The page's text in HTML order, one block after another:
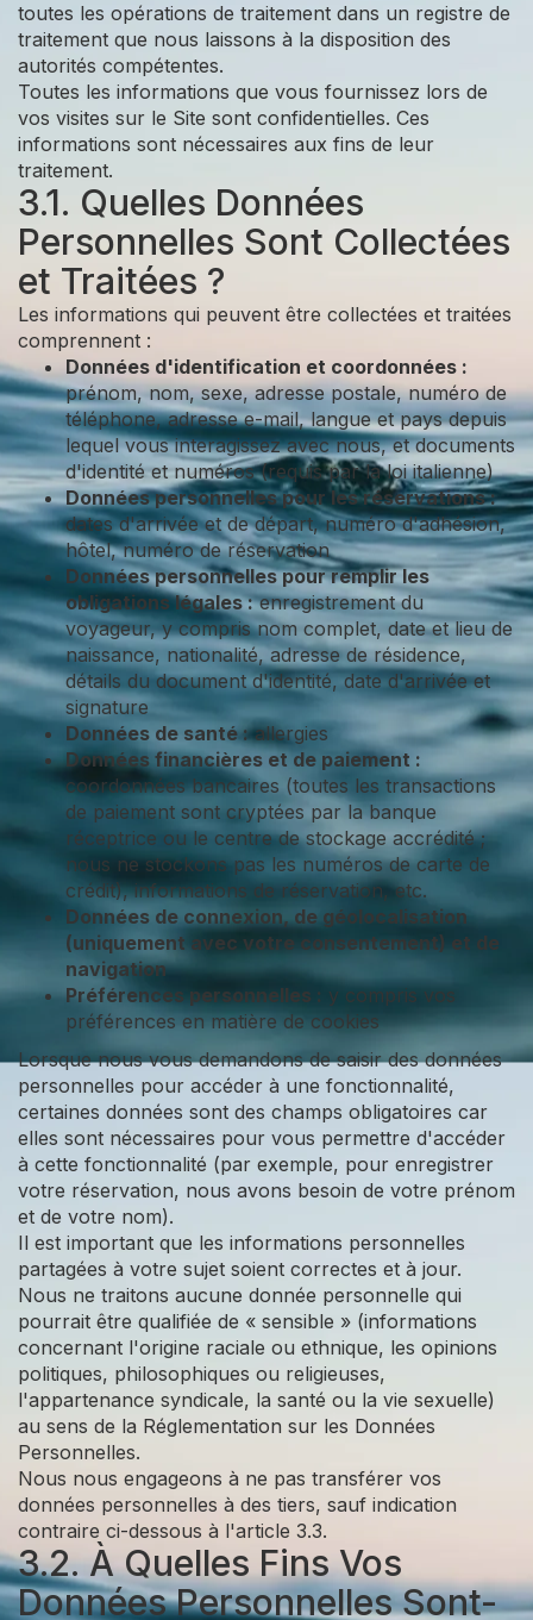
toutes les opérations de traitement dans un registre de
traitement que nous laissons à la disposition des
autorités compétentes.
Toutes les informations que vous fournissez lors de
vos visites sur le Site sont confidentielles. Ces
informations sont nécessaires aux fins de leur
traitement.
3.1. Quelles Données
Personnelles Sont Collectées
et Traitées ?
Les informations qui peuvent être collectées et traitées
comprennent :
Données d'identification et coordonnées :
prénom, nom, sexe, adresse postale, numéro de
téléphone, adresse e-mail, langue et pays depuis
lequel vous interagissez avec nous, et documents
d'identité et numéros (requis par la loi italienne)
Données personnelles pour les réservations :
dates d'arrivée et de départ, numéro d'adhésion,
hôtel, numéro de réservation
Données personnelles pour remplir les
obligations légales :enregistrement du
voyageur, y compris nom complet, date et lieu de
naissance, nationalité, adresse de résidence,
détails du document d'identité, date d'arrivée et
signature
Données de santé :allergies
Données financières et de paiement :
coordonnées bancaires (toutes les transactions
de paiement sont cryptées par la banque
réceptrice ou le centre de stockage accrédité ;
nous ne stockons pas les numéros de carte de
crédit), informations de réservation, etc.
Données de connexion, de géolocalisation
(uniquement avec votre consentement) et de
navigation
Préférences personnelles : y compris vos
préférences en matière de cookies
Lorsque nous vous demandons de saisir des données
personnelles pour accéder à une fonctionnalité,
certaines données sont des champs obligatoires car
elles sont nécessaires pour vous permettre d'accéder
à cette fonctionnalité (par exemple, pour enregistrer
votre réservation, nous avons besoin de votre prénom
et de votre nom).
Il est important que les informations personnelles
partagées à votre sujet soient correctes et à jour.
Nous ne traitons aucune donnée personnelle qui
pourrait être qualifiée de « sensible » (informations
concernant l'origine raciale ou ethnique, les opinions
politiques, philosophiques ou religieuses,
l'appartenance syndicale, la santé ou la vie sexuelle)
au sens de la Réglementation sur les Données
Personnelles.
Nous nous engageons à ne pas transférer vos
données personnelles à des tiers, sauf indication
contraire ci-dessous à l'article 3.3.
3.2. À Quelles Fins Vos
Données Personnelles Sont-